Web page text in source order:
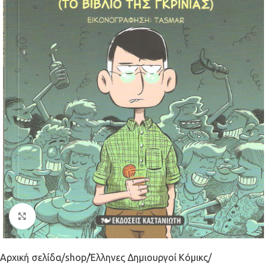
Κλικ για μεγέθυνση
Αρχική σελίδα shop Έλληνες Δημιουργοί Κόμικς